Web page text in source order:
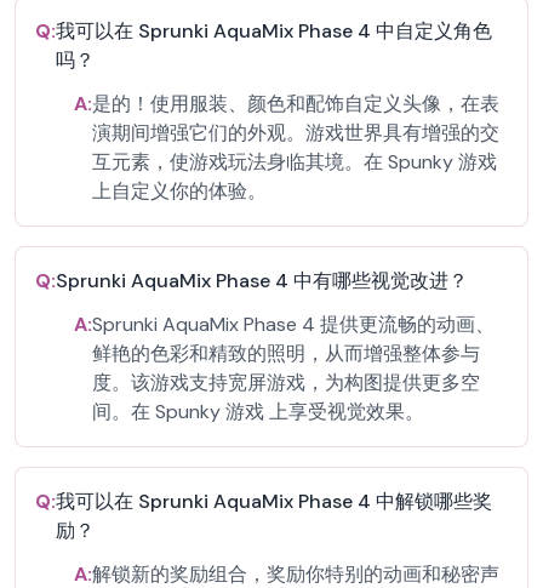
Q:我可以在 Sprunki AquaMix Phase 4 中自定义角色
吗？
A:是的！使用服装、颜色和配饰自定义头像，在表
演期间增强它们的外观。游戏世界具有增强的交
互元素，使游戏玩法身临其境。在 Spunky 游戏
上自定义你的体验。
Q:Sprunki AquaMix Phase 4 中有哪些视觉改进？
A:Sprunki AquaMix Phase 4 提供更流畅的动画、
鲜艳的色彩和精致的照明，从而增强整体参与
度。该游戏支持宽屏游戏，为构图提供更多空
间。在 Spunky 游戏 上享受视觉效果。
Q:我可以在 Sprunki AquaMix Phase 4 中解锁哪些奖
励？
A:解锁新的奖励组合，奖励你特别的动画和秘密声